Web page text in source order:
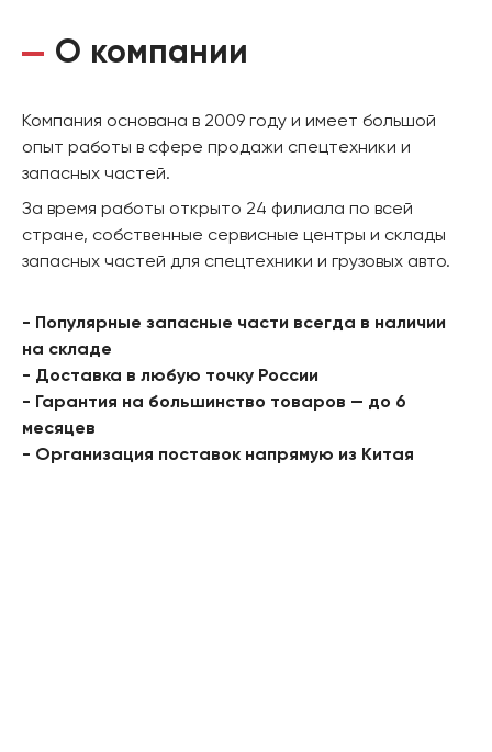
О компании
Компания основана в 2009 году и имеет большой
опыт работы в сфере продажи спецтехники и
запасных частей.
За время работы открыто 24 филиала по всей
стране, собственные сервисные центры и склады
запасных частей для спецтехники и грузовых авто.
- Популярные запасные части всегда в наличии
на складе
- Доставка в любую точку России
- Гарантия на большинство товаров — до 6
месяцев
- Организация поставок напрямую из Китая